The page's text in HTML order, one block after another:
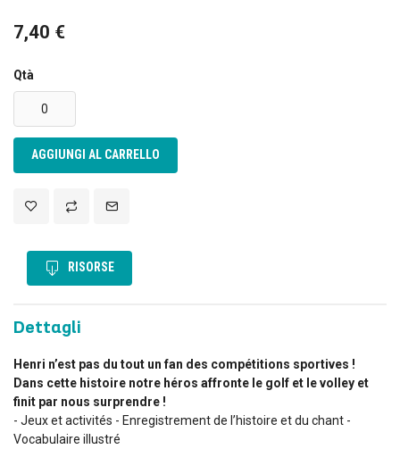
7,40 €
Qtà
AGGIUNGI AL CARRELLO
RISORSE
Dettagli
Henri n’est pas du tout un fan des compétitions sportives !
Dans cette histoire notre héros affronte le golf et le volley et
finit par nous surprendre !
- Jeux et activités - Enregistrement de l’histoire et du chant -
Vocabulaire illustré